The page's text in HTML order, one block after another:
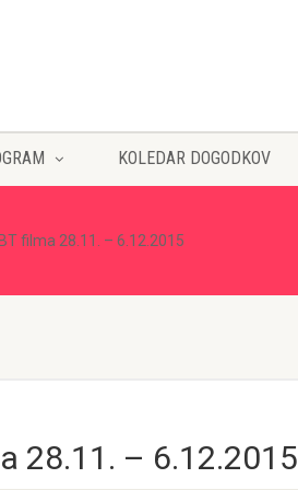
KOLEDAR DOGODKOV
filma 28.11. – 6.12.2015
28.11. – 6.12.2015